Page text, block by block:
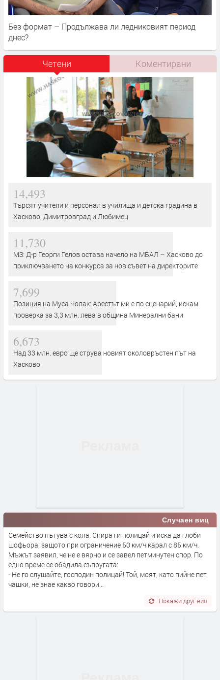
Без формат – Продължава ли ледниковият период
днес?
Четени Коментирани
14,493
Търсят учители и персонал в училища и детска градина в
Хасково, Димитровград и Любимец
11,730
МЗ: Д-р Георги Гелов остава начело на МБАЛ – Хасково до
приключването на конкурса за нов съвет на директорите
7,699
Позиция на Муса Чолак: Арестът ми е по сценарий, искам
проверка за 3,3 млн. лева в община Минерални бани
6,673
Над 33 млн. евро ще струва новият околовръстен път на
Хасково
Случаен виц
Семейство пътува с кола. Спира ги полицай и иска да глоби
шофьора, защото при ограничение 50 км/ч карал с 85 км/ч.
Мъжът заявил, че не е вярно и се завел петминутен спор. По
едно време се обадила съпругата:
- Не го слушайте, господин полицай! Той, моят, като пийне пет
чашки, не знае какво говори...
Покажи друг виц